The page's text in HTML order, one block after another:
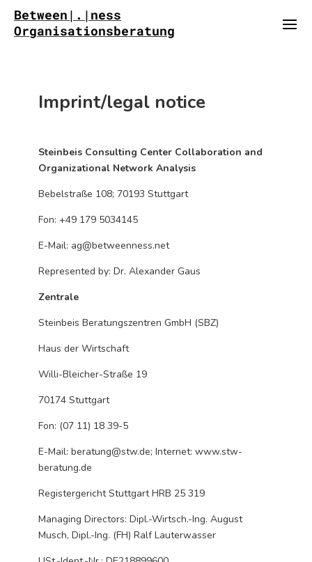
Between|.|ness
Organisationsberatung
Imprint/legal notice
Steinbeis Consulting Center Collaboration and
Organizational Network Analysis
Bebelstraße 108; 70193 Stuttgart
Fon: +49 179 5034145
E-Mail: ag@betweenness.net
Represented by: Dr. Alexander Gaus
Zentrale
Steinbeis Beratungszentren GmbH (SBZ)
Haus der Wirtschaft
Willi-Bleicher-Straße 19
70174 Stuttgart
Fon: (07 11) 18 39-5
E-Mail: beratung@stw.de; Internet: www.stw-
beratung.de
Registergericht Stuttgart HRB 25 319
Managing Directors: Dipl.-Wirtsch.-Ing. August
Musch, Dipl.-Ing. (FH) Ralf Lauterwasser